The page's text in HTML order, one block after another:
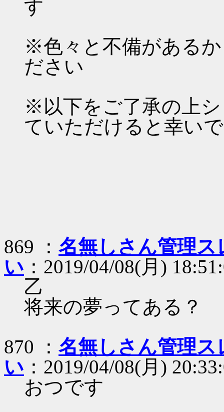
す
※色々と不備がある
ださい
※以下をご了承の上
ていただけると幸い
869 ： 名無しさん管理ス
い ：2019/04/08(月)
乙
将来の夢ってある？
870 ： 名無しさん管理ス
い ：2019/04/08(月)
おつです